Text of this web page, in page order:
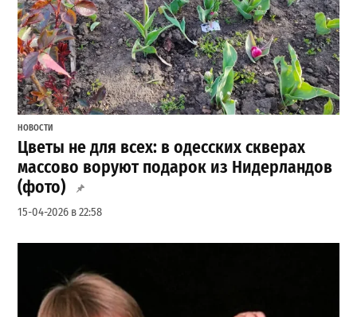
НОВОСТИ
Цветы не для всех: в одесских скверах
массово воруют подарок из Нидерландов
(фото)
15-04-2026 в 22:58